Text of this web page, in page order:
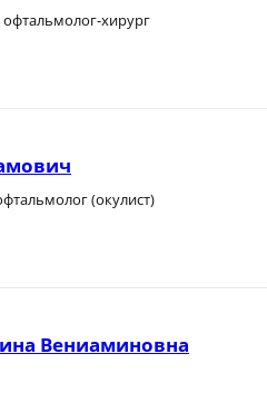
хирург
(окулист)
Вениаминовна